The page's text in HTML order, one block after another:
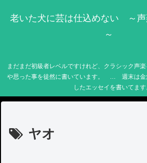
老いた犬に芸は仕込めない ～
～
まだまだ初級者レベルですけれど、クラシック声
や思った事を徒然に書いています。 … 週末は金
したエッセイを書いてます
ヤオ